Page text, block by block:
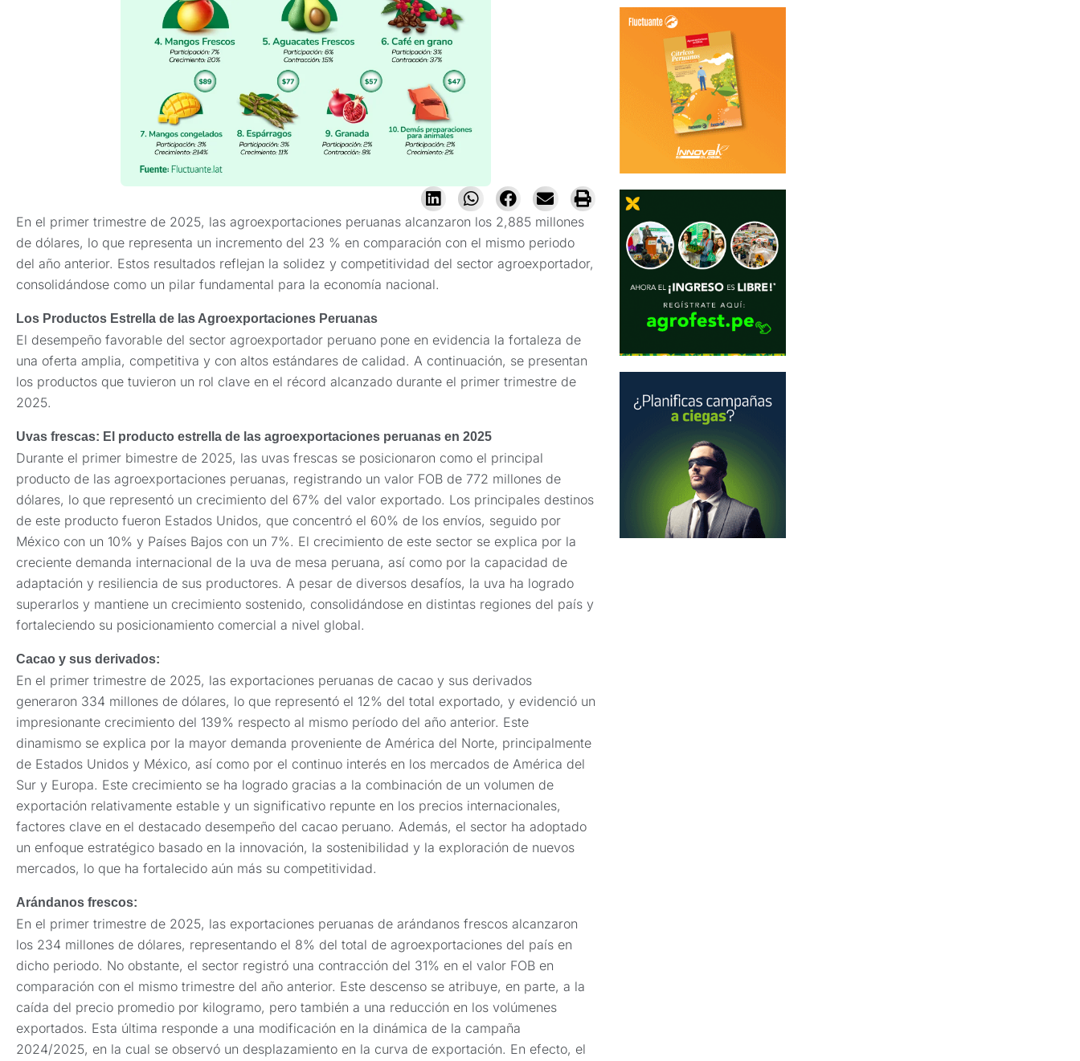
En el primer trimestre de 2025, las agroexportaciones peruanas alcanzaron los 2,885 millones
de dólares, lo que representa un incremento del 23 % en comparación con el mismo periodo
del año anterior. Estos resultados reflejan la solidez y competitividad del sector agroexportador,
consolidándose como un pilar fundamental para la economía nacional.
Los Productos Estrella de las Agroexportaciones Peruanas
El desempeño favorable del sector agroexportador peruano pone en evidencia la fortaleza de
una oferta amplia, competitiva y con altos estándares de calidad. A continuación, se presentan
los productos que tuvieron un rol clave en el récord alcanzado durante el primer trimestre de
2025.
Uvas frescas: El producto estrella de las agroexportaciones peruanas en 2025
Durante el primer bimestre de 2025, las uvas frescas se posicionaron como el principal
producto de las agroexportaciones peruanas, registrando un valor FOB de 772 millones de
dólares, lo que representó un crecimiento del 67% del valor exportado. Los principales destinos
de este producto fueron Estados Unidos, que concentró el 60% de los envíos, seguido por
México con un 10% y Países Bajos con un 7%. El crecimiento de este sector se explica por la
creciente demanda internacional de la uva de mesa peruana, así como por la capacidad de
adaptación y resiliencia de sus productores. A pesar de diversos desafíos, la uva ha logrado
superarlos y mantiene un crecimiento sostenido, consolidándose en distintas regiones del país y
fortaleciendo su posicionamiento comercial a nivel global.
Cacao y sus derivados:
En el primer trimestre de 2025, las exportaciones peruanas de cacao y sus derivados
generaron 334 millones de dólares, lo que representó el 12% del total exportado, y evidenció un
impresionante crecimiento del 139% respecto al mismo período del año anterior. Este
dinamismo se explica por la mayor demanda proveniente de América del Norte, principalmente
de Estados Unidos y México, así como por el continuo interés en los mercados de América del
Sur y Europa. Este crecimiento se ha logrado gracias a la combinación de un volumen de
exportación relativamente estable y un significativo repunte en los precios internacionales,
factores clave en el destacado desempeño del cacao peruano. Además, el sector ha adoptado
un enfoque estratégico basado en la innovación, la sostenibilidad y la exploración de nuevos
mercados, lo que ha fortalecido aún más su competitividad.
Arándanos frescos:
En el primer trimestre de 2025, las exportaciones peruanas de arándanos frescos alcanzaron
los 234 millones de dólares, representando el 8% del total de agroexportaciones del país en
dicho periodo. No obstante, el sector registró una contracción del 31% en el valor FOB en
comparación con el mismo trimestre del año anterior. Este descenso se atribuye, en parte, a la
caída del precio promedio por kilogramo, pero también a una reducción en los volúmenes
exportados. Esta última responde a una modificación en la dinámica de la campaña
2024/2025, en la cual se observó un desplazamiento en la curva de exportación. En efecto, el